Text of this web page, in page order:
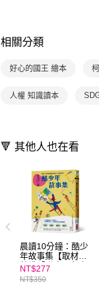
相關分類
好心的國王 繪本
人權 知識讀本
🔻 其他人也在看
晨讀10分鐘：酷少
年故事集【取材自
榮獲「聯合國兒童
基金會特別獎」的
公共電視優質兒少
NT$277
NT$350